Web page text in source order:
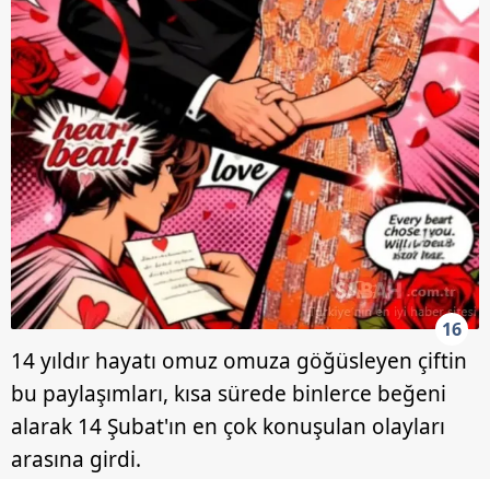
16
14 yıldır hayatı omuz omuza göğüsleyen çiftin
bu paylaşımları, kısa sürede binlerce beğeni
alarak 14 Şubat'ın en çok konuşulan olayları
arasına girdi.